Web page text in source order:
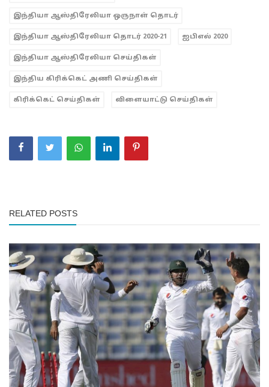
இந்தியா ஆஸ்திரேலியா ஒருநாள் தொடர்
இந்தியா ஆஸ்திரேலியா தொடர் 2020-21 ஐபிஎல் 2020
இந்தியா ஆஸ்திரேலியா செய்திகள்
இந்திய கிரிக்கெட் அணி செய்திகள்
கிரிக்கெட் செய்திகள் விளையாட்டு செய்திகள்
RELATED POSTS